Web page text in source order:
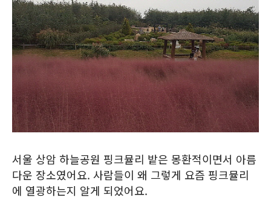
서울 상암 하늘공원 핑크뮬리 밭은 몽환적이면서 아름
다운 장소였어요. 사람들이 왜 그렇게 요즘 핑크뮬리
에 열광하는지 알게 되었어요.